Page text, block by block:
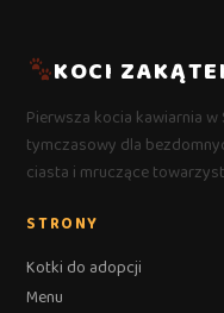
KOCI
Pierwsza kocia kawiarnia w
tymczasowy dla
ciasta i mruczące
STRONY
Kotki do adopcji
Menu